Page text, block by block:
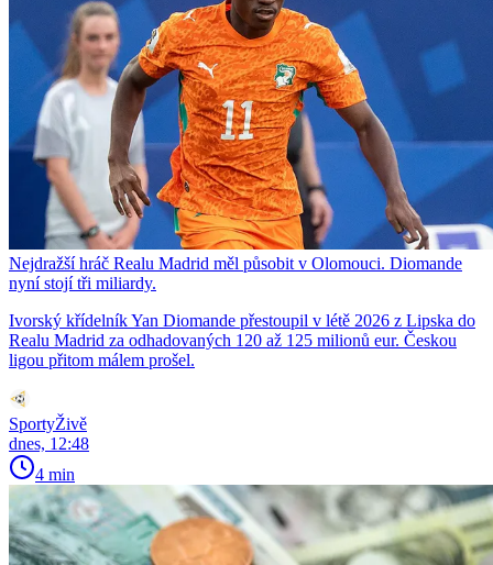
Nejdražší hráč Realu Madrid měl působit v Olomouci. Diomande
nyní stojí tři miliardy.
Ivorský křídelník Yan Diomande přestoupil v létě 2026 z Lipska do
Realu Madrid za odhadovaných 120 až 125 milionů eur. Českou
ligou přitom málem prošel.
SportyŽivě
dnes, 12:48
4 min